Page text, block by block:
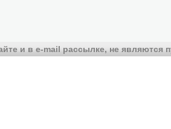
и в e-mail рассылке, не являются